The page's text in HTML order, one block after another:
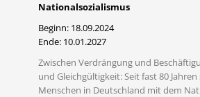
Nationalsozialismus
Beginn: 18.09.2024
Ende: 10.01.2027
Zwischen Verdrängung und
und Gleichgültigkeit: Seit fast 80 Jahren
Menschen in Deutschland mit dem